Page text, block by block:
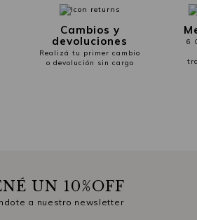
Cambios y
devoluciones
Realizá tu primer cambio
o devolución sin cargo
6
UN 10%OFF
a nuestro newsletter